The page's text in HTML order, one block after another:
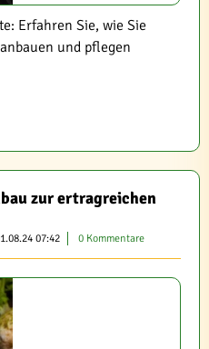
Erfahren Sie, wie Sie
und pflegen
zur ertragreichen
07:42 0 Kommentare